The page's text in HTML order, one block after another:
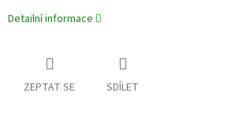
Detailní informace
ZEPTAT SE SDÍLET